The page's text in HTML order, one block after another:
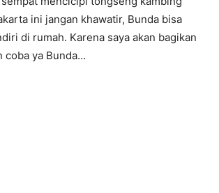
ini jangan khawatir, Bunda bisa
di rumah. Karena saya akan bagikan
coba ya Bunda…